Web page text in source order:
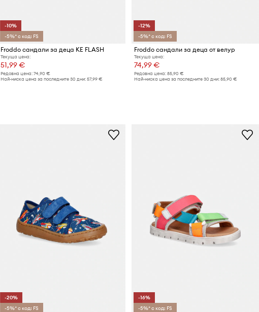
-10%
-5%* с код: FS
Froddo сандали за деца KE FLASH
Текуща цена:
51,99 €
Редовна цена: 74,90 €
Най-ниска цена за последните 30 дни: 57,99 €
-12%
-5%* с код: FS
Froddo сандали за деца от велур
Текуща цена:
74,99 €
Редовна цена: 85,90 €
Най-ниска цена за последните 30 дни: 85,90 €
-20%
-5%* с код: FS
-16%
-5%* с код: FS